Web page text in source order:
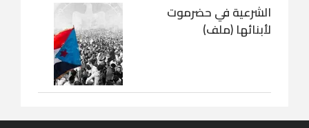
الشرعية في حضرموت
لأبنائها (ملف)